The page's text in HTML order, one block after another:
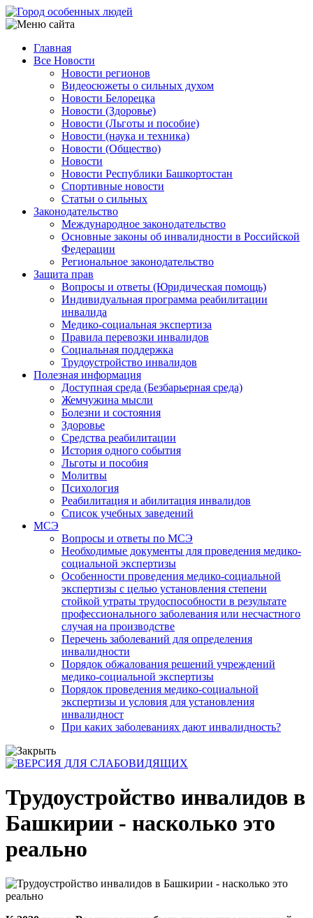
Перейти
к
содержанию
Main
navigation
Главная
Все Новости
Новости регионов
Видеосюжеты о сильных духом
Новости Белорецка
Новости (Здоровье)
Новости (Льготы и пособие)
Новости (наука и техника)
Новости (Общество)
Новости
Новости Республики Башкортостан
Спортивные новости
Статьи о сильных
Законодательство
Международное законодательство
Основные законы об инвалидности в Российской
Федерации
Региональное законодательство
Защита прав
Вопросы и ответы (Юридическая помощь)
Индивидуальная программа реабилитации
инвалида
Медико-социальная экспертиза
Правила перевозки инвалидов
Социальная поддержка
Трудоустройство инвалидов
Полезная информация
Доступная среда (Безбарьерная среда)
Жемчужина мысли
Болезни и состояния
Здоровье
Средства реабилитации
История одного события
Льготы и пособия
Молитвы
Психология
Реабилитация и абилитация инвалидов
Список учебных заведений
МСЭ
Вопросы и ответы по МСЭ
Необходимые документы для проведения медико-
социальной экспертизы
Особенности проведения медико-социальной
экспертизы с целью установления степени
стойкой утраты трудоспособности в результате
профессионального заболевания или несчастного
случая на производстве
Перечень заболеваний для определения
инвалидности
Порядок обжалования решений учреждений
медико-социальной экспертизы
Порядок проведения медико-социальной
экспертизы и условия для установления
инвалидност
При каких заболеваниях дают инвалидность?
Трудоустройство инвалидов в
Башкирии - насколько это
реально